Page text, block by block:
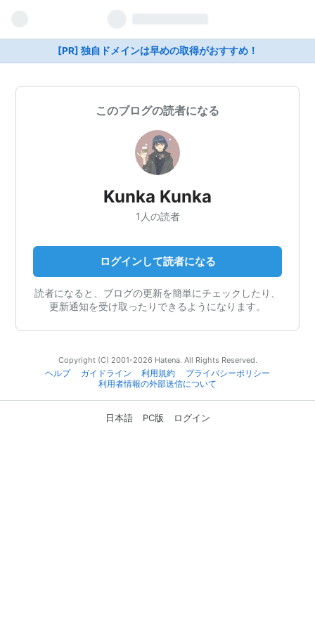
[PR] 独自ドメインは早めの取得がおすすめ！
このブログの読者になる
Kunka Kunka
1人の読者
ログインして読者になる
読者になると、ブログの更新を簡単にチェックしたり、
更新通知を受け取ったりできるようになります。
Copyright (C) 2001-2026 Hatena. All Rights Reserved.
ヘルプ
ガイドライン 利用規約
プライバシーポリシー
利用者情報の外部送信について
日本語 PC版 ログイン